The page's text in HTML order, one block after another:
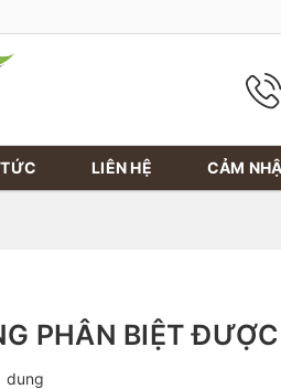
LIÊN HỆ CẢM
PHÂN BIỆT
dung